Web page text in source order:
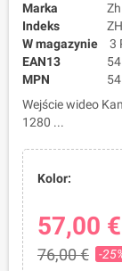
Marka
Indeks
W magazynie
3
EAN13
MPN
Wejście wideo
1280 ...
Kolor:
57,00 €
76,00 € -